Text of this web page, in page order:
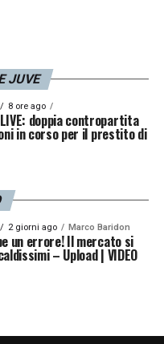
JUVE
8 ore ago
doppia contropartita
in corso per il prestito di
2 giorni ago Marco Baridon
un errore! Il mercato si
– Upload | VIDEO